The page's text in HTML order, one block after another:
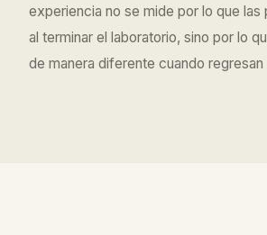
experiencia no se mide por lo que las
al terminar el laboratorio, sino por lo
de manera diferente cuando regresan